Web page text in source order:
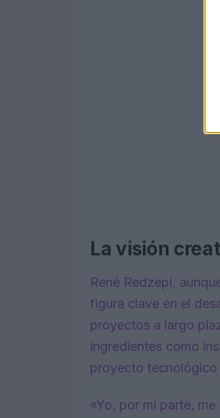
La visión
René Redzepi,
figura clave en el
proyectos a largo
ingredientes como
proyecto tecnológico
«Yo, por mi parte,